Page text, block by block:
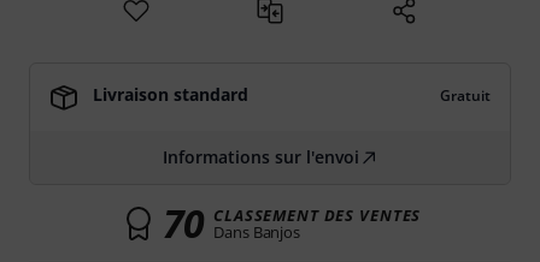
Livraison standard Gratuit
Informations sur l'envoi
70 CLASSEMENT DES VENTES
Dans Banjos